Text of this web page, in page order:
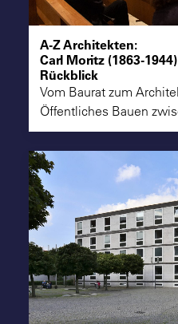
A-Z Architekten:
Carl Moritz (1863-
Rückblick
Vom Baurat zum
Öffentliches Bauen